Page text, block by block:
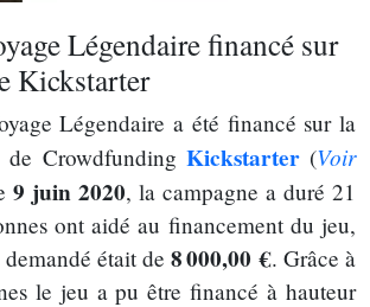
Légendaire financé sur
Kickstarter
Légendaire a été financé sur la
de Crowdfunding Kickstarter(Voir
9 juin 2020, la campagne a duré 21
ont aidé au financement du jeu,
était de8 000,00 €. Grâce à
le jeu a pu être financé à hauteur